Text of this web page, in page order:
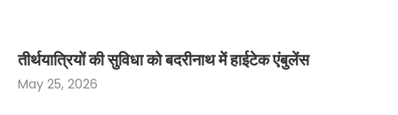
तीर्थयात्रियों की सुविधा को बदरीनाथ में हाईटेक एंबुलेंस
May 25, 2026